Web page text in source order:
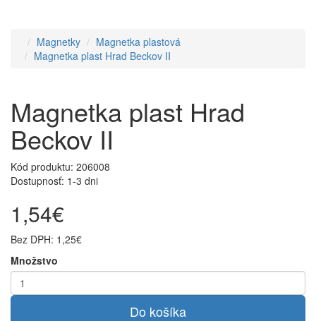
Magnetky
Magnetka plastová
Magnetka plast Hrad Beckov II
Magnetka plast Hrad
Beckov II
Kód produktu: 206008
Dostupnosť: 1-3 dni
1,54€
Bez DPH: 1,25€
Množstvo
Do košíka